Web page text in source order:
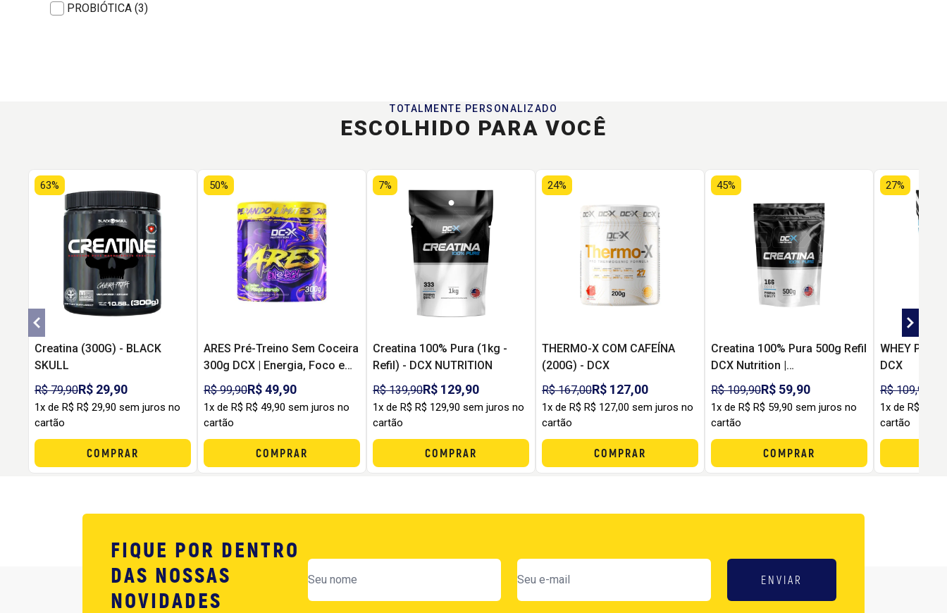
PROBIÓTICA (3)
TOTALMENTE PERSONALIZADO
ESCOLHIDO PARA VOCÊ
Creatina (300G) - BLACK
SKULL
R$ 79,90R$ 29,90
63%
1x de R$ R$ 29,90 sem juros no
cartão
COMPRAR
ARES Pré-Treino Sem Coceira
300g DCX | Energia, Foco e
Pump sem Formigamento
R$ 99,90R$ 49,90
50%
1x de R$ R$ 49,90 sem juros no
cartão
COMPRAR
Creatina 100% Pura (1kg -
Refil) - DCX NUTRITION
R$ 139,90R$ 129,90
7%
1x de R$ R$ 129,90 sem juros no
cartão
COMPRAR
THERMO-X COM CAFEÍNA
(200G) - DCX
R$ 167,00R$ 127,00
24%
1x de R$ R$ 127,00 sem juros no
cartão
COMPRAR
Creatina 100% Pura 500g Refil
DCX Nutrition |
Monohidratada para Força,
Performance e Custo-
Benefício
R$ 109,90R$ 59,90
45%
1x de R$ R$ 59,90 sem juros no
cartão
COMPRAR
WHEY PRO
DCX
R$ 109,90
27%
1x de R$ R$
cartão
FIQUE POR DENTRO
DAS NOSSAS
NOVIDADES
ENVIAR